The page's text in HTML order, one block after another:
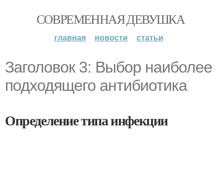
СОВРЕМЕННАЯ ДЕВУШКА
главная новости статьи
Заголовок 3: Выбор наиболее
подходящего антибиотика
Определение типа инфекции